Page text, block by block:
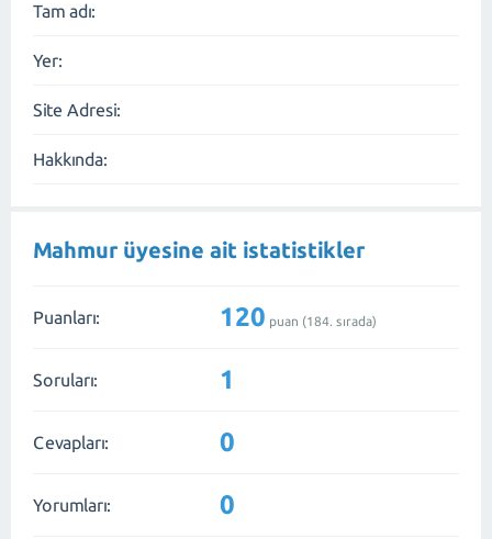
Tam adı:
Yer:
Site Adresi:
Hakkında:
Mahmur üyesine ait istatistikler
Puanları: 120 puan (184 . sırada)
Soruları: 1
Cevapları: 0
Yorumları: 0